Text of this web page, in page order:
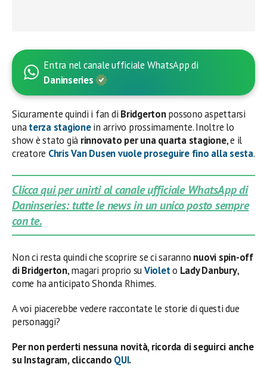
Entra nel canale ufficiale WhatsApp di
Daninseries
Sicuramente quindi i fan di Bridgertonpossono aspettarsi
unaterza stagionein arrivo prossimamente. Inoltre lo
show è stato già rinnovato per una quarta stagione, e il
creatore Chris Van Dusen vuole proseguire fino alla sesta.
Clicca qui per unirti al canale ufficiale WhatsApp di
Daninseries: tutte le news in un unico posto sempre
con te.
Non ci resta quindi che scoprire se ci saranno nuovi spin-off
di Bridgerton, magari proprio suVioleto Lady Danbury,
come ha anticipato Shonda Rhimes.
A voi piacerebbe vedere raccontate le storie di questi due
personaggi?
Per non perderti nessuna novità, ricorda di seguirci anche
su Instagram, cliccando QUI.